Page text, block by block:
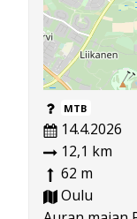
MTB
14.4.2026
12,1 km
62 m
Oulu